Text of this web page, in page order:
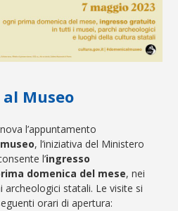
Museo
l’appuntamento
, l’iniziativa del Ministero
l’ingresso
domenica del mese, nei
archeologici statali. Le visite si
orari di apertura: